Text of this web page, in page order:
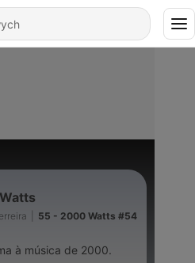
55 - 2000 Watts #54
à música de 2000.